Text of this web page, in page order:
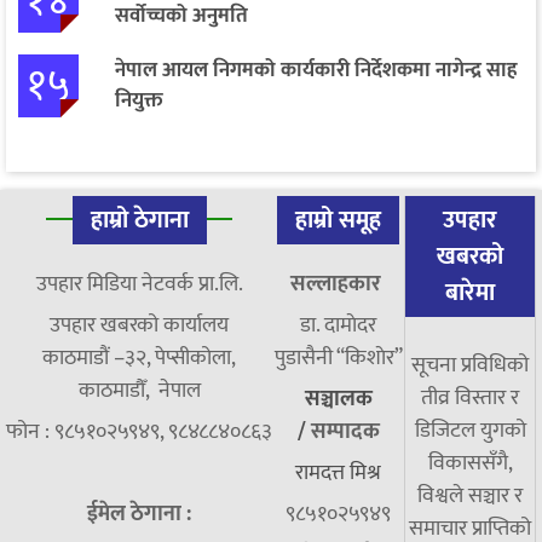
सर्वोच्चको अनुमति
१५
नेपाल आयल निगमको कार्यकारी निर्देशकमा नागेन्द्र साह
नियुक्त
हाम्रो ठेगाना
उपहार मिडिया नेटवर्क प्रा.लि.
उपहार खबरको कार्यालय
काठमाडौं –३२, पेप्सीकोला,
काठमाडौँ, नेपाल
फोन : ९८५१०२५९४९, ९८४८८४०८६३
ईमेल ठेगाना :
हाम्रो समूह
सल्लाहकार
डा. दामाेदर
पुडासैनी “किशाेर”
सञ्चालक
/सम्पादक
रामदत्त मिश्र
९८५१०२५९४९
उपहार
खबरको
बारेमा
सूचना प्रविधिको
तीव्र विस्तार र
डिजिटल युगको
विकाससँगै,
विश्वले सञ्चार र
समाचार प्राप्तिको